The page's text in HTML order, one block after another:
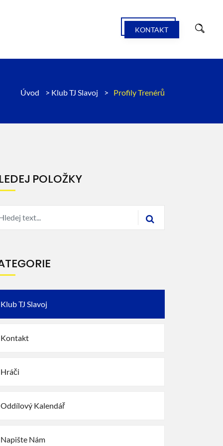
KONTAKT
Úvod > Klub TJ Slavoj > Profily Trenérů
POLOŽKY
Klub TJ Slavoj
Kontakt
Hráči
Oddílový Kalendář
Napište Nám